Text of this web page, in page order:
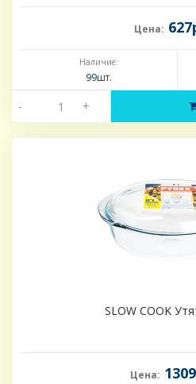
Цена:
Наличие:
99шт.
- +
SLOW COOK
Цена: